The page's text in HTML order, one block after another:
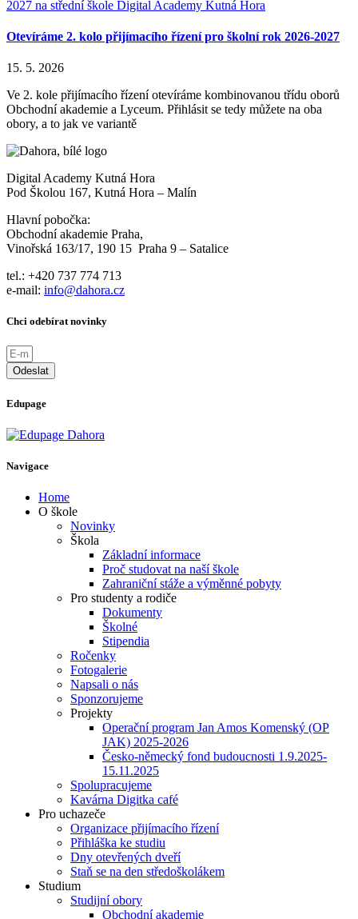
Otevíráme 2. kolo přijímacího řízení pro školní rok 2026-2027
15. 5. 2026
Ve 2. kole přijímacího řízení otevíráme kombinovanou třídu oborů
Obchodní akademie a Lyceum. Přihlásit se tedy můžete na oba
obory, a to jak ve variantě
Digital Academy Kutná Hora
Pod Školou 167, Kutná Hora – Malín
Hlavní pobočka:
Obchodní akademie Praha,
Vinořská 163/17, 190 15 Praha 9 – Satalice
tel.: +420 737 774 713
e-mail: info@dahora.cz
Chci odebírat novinky
Odeslat
Edupage
Navigace
Home
O škole
Novinky
Škola
Základní informace
Proč studovat na naší škole
Zahraniční stáže a výměnné pobyty
Pro studenty a rodiče
Dokumenty
Školné
Stipendia
Ročenky
Fotogalerie
Napsali o nás
Sponzorujeme
Projekty
Operační program Jan Amos Komenský (OP
JAK) 2025-2026
Česko-německý fond budoucnosti 1.9.2025-
15.11.2025
Spolupracujeme
Kavárna Digitka café
Pro uchazeče
Organizace přijímacího řízení
Přihláška ke studiu
Dny otevřených dveří
Staň se na den středoškolákem
Studium
Studijní obory
Obchodní akademie